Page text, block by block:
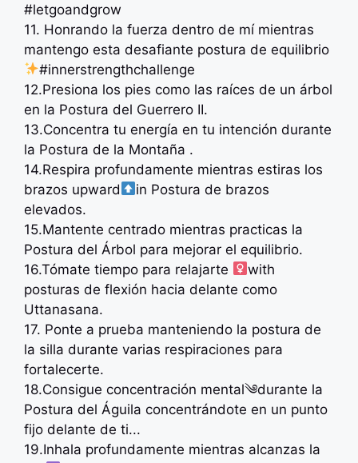
#letgoandgrow
11. Honrando la fuerza dentro de mí mientras
mantengo esta desafiante postura de equilibrio
#innerstrengthchallenge
12.Presiona los pies como las raíces de un árbol
en la Postura del Guerrero II.
13.Concentra tu energía en tu intención durante
la Postura de la Montaña .
14.Respira profundamente mientras estiras los
brazos upward
in Postura de brazos
elevados.
15.Mantente centrado mientras practicas la
Postura del Árbol para mejorar el equilibrio.
16.Tómate tiempo para relajarte ‍
with
posturas de flexión hacia delante como
Uttanasana.
17. Ponte a prueba manteniendo la postura de
la silla durante varias respiraciones para
fortalecerte.
18.Consigue concentración mental༄durante la
Postura del Águila concentrándote en un punto
fijo delante de ti...
19.Inhala profundamente mientras alcanzas la